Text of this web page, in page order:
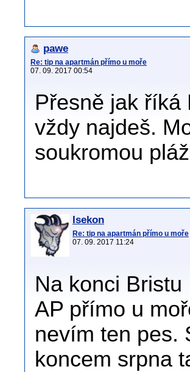
pawe
Re: tip na apartmán přímo u moře
07. 09. 2017 00:54
Přesně jak říká
vždy najdeš.
soukromou
Isekon
Re: tip na apartmán přímo u moře
07. 09. 2017 11:24
Na konci
AP přímo u
nevím ten pes.
koncem srpna